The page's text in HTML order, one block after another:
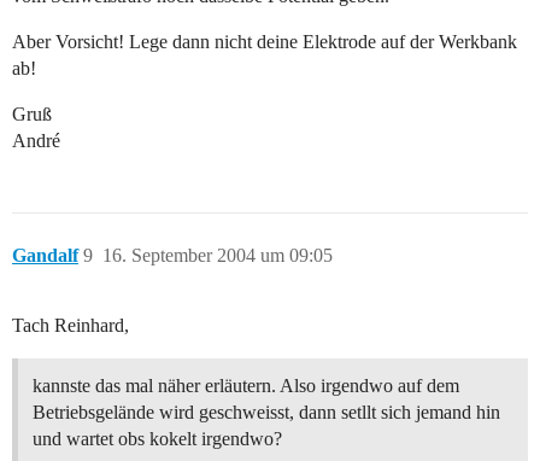
Aber Vorsicht! Lege dann nicht deine Elektrode auf der Werkbank
ab!
Gruß
André
Gandalf 16. September 2004 um 09:05
9
Tach Reinhard,
kannste das mal näher erläutern. Also irgendwo auf dem
Betriebsgelände wird geschweisst, dann setllt sich jemand hin
und wartet obs kokelt irgendwo?